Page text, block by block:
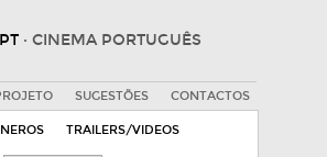
· CINEMA PORTUGUÊS
SUGESTÕES CONTACTOS
TRAILERS/VIDEOS